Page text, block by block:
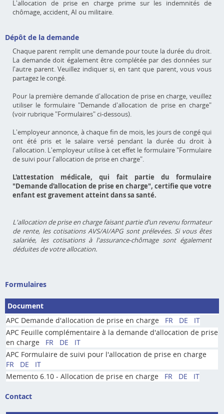
L'allocation de prise en charge prime sur les indemnités de
chômage, accident, AI ou militaire.
Dépôt de la demande
Chaque parent remplit une demande pour toute la durée du droit.
La demande doit également être complétée par des données sur
l'autre parent. Veuillez indiquer si, en tant que parent, vous vous
partagez le congé.
Pour la première demande d'allocation de prise en charge, veuillez
utiliser le formulaire "Demande d'allocation de prise en charge"
(voir rubrique "Formulaires" ci-dessous).
L'employeur annonce, à chaque fin de mois, les jours de congé qui
ont été pris et le salaire versé pendant la durée du droit à
l'allocation. L'employeur utilise à cet effet le formulaire "Formulaire
de suivi pour l'allocation de prise en charge".
L'attestation médicale, qui fait partie du formulaire
"Demande d'allocation de prise en charge", certifie que votre
enfant est gravement atteint dans sa santé.
L'allocation de prise en charge faisant partie d’un revenu formateur
de rente, les cotisations AVS/AI/APG sont prélevées. Si vous êtes
salariée, les cotisations à l'assurance-chômage sont également
déduites de votre allocation.
Formulaires
Document
APC Demande d'allocation de prise en charge FR DE
IT
APC Feuille complémentaire à la demande d'allocation de prise
en charge FR DE
IT
APC Formulaire de suivi pour l'allocation de prise en charge
FR
DE
IT
Memento 6.10 - Allocation de prise en charge FR DE IT
Contact